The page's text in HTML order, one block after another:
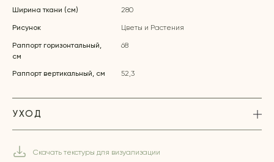
Ширина ткани (см) 280
Рисунок Цветы и Растения
Раппорт горизонтальный,
см
68
Раппорт вертикальный, см 52,3
УХОД
Скачать текстуры для визуализации